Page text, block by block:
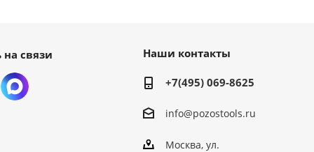
на связи Наши контакты
+7(495) 069-8625
info@pozostools.ru
Москва, ул.